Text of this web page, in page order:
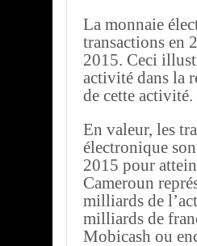
La monnaie
transactions en
2015. Ceci
activité dans la
de cette activité.
En valeur, les
électronique
2015 pour
Cameroun
milliards de
milliards de
Mobicash ou